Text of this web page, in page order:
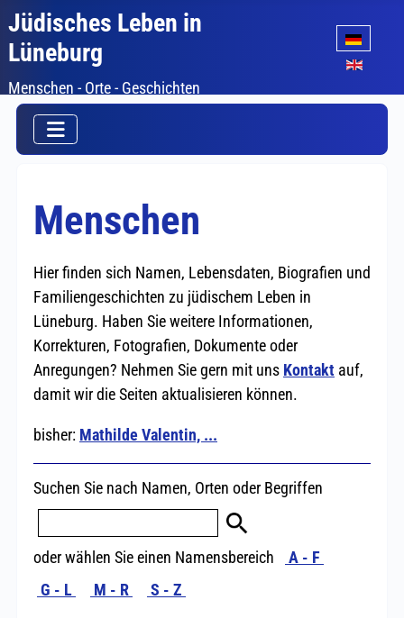
Jüdisches Leben in
Lüneburg
Menschen - Orte - Geschichten
Sprache